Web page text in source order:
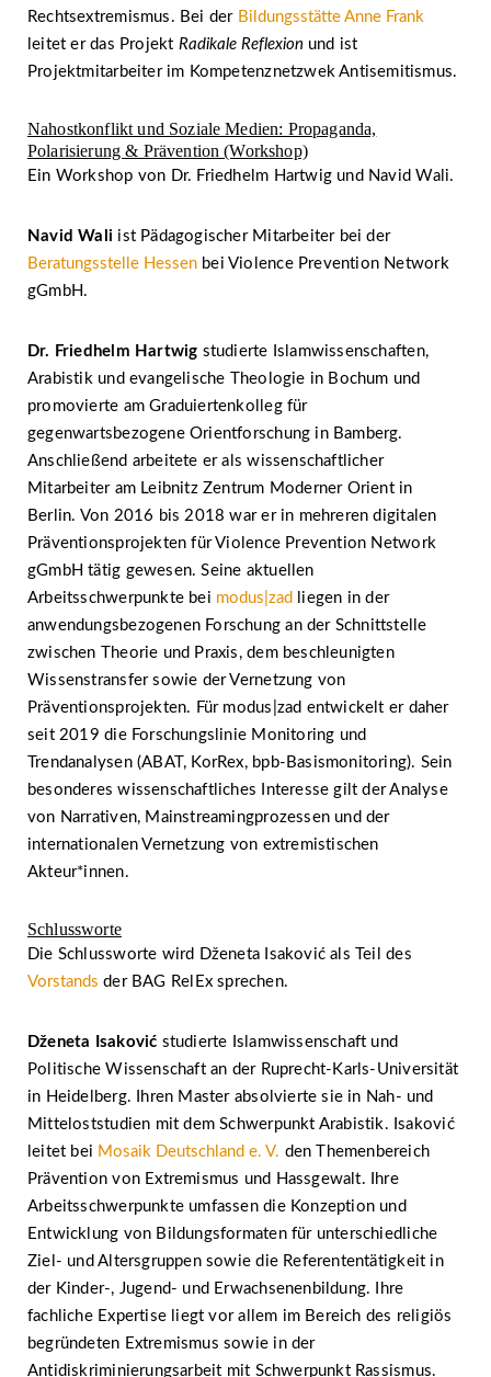
Rechtsextremismus. Bei der Bildungsstätte Anne Frank
leitet er das Projekt Radikale Reflexion und ist
Projektmitarbeiter im Kompetenznetzwek Antisemitismus.
Nahostkonflikt und Soziale Medien: Propaganda,
Polarisierung & Prävention (Workshop)
Ein Workshop von Dr. Friedhelm Hartwig und Navid Wali.
Navid Wali ist Pädagogischer Mitarbeiter bei der
Beratungsstelle Hessen bei Violence Prevention Network
gGmbH.
Dr. Friedhelm Hartwig studierte Islamwissenschaften,
Arabistik und evangelische Theologie in Bochum und
promovierte am Graduiertenkolleg für
gegenwartsbezogene Orientforschung in Bamberg.
Anschließend arbeitete er als wissenschaftlicher
Mitarbeiter am Leibnitz Zentrum Moderner Orient in
Berlin. Von 2016 bis 2018 war er in mehreren digitalen
Präventionsprojekten für Violence Prevention Network
gGmbH tätig gewesen. Seine aktuellen
Arbeitsschwerpunkte bei modus|zad liegen in der
anwendungsbezogenen Forschung an der Schnittstelle
zwischen Theorie und Praxis, dem beschleunigten
Wissenstransfer sowie der Vernetzung von
Präventionsprojekten. Für modus|zad entwickelt er daher
seit 2019 die Forschungslinie Monitoring und
Trendanalysen (ABAT, KorRex, bpb-Basismonitoring). Sein
besonderes wissenschaftliches Interesse gilt der Analyse
von Narrativen, Mainstreamingprozessen und der
internationalen Vernetzung von extremistischen
Akteur*innen.
Schlussworte
Die Schlussworte wird Dženeta Isaković als Teil des
Vorstands der BAG RelEx sprechen.
Dženeta Isaković studierte Islamwissenschaft und
Politische Wissenschaft an der Ruprecht-Karls-Universität
in Heidelberg. Ihren Master absolvierte sie in Nah- und
Mitteloststudien mit dem Schwerpunkt Arabistik. Isaković
leitet bei Mosaik Deutschland e. V. den Themenbereich
Prävention von Extremismus und Hassgewalt. Ihre
Arbeitsschwerpunkte umfassen die Konzeption und
Entwicklung von Bildungsformaten für unterschiedliche
Ziel- und Altersgruppen sowie die Referententätigkeit in
der Kinder-, Jugend- und Erwachsenenbildung. Ihre
fachliche Expertise liegt vor allem im Bereich des religiös
begründeten Extremismus sowie in der
Antidiskriminierungsarbeit mit Schwerpunkt Rassismus.